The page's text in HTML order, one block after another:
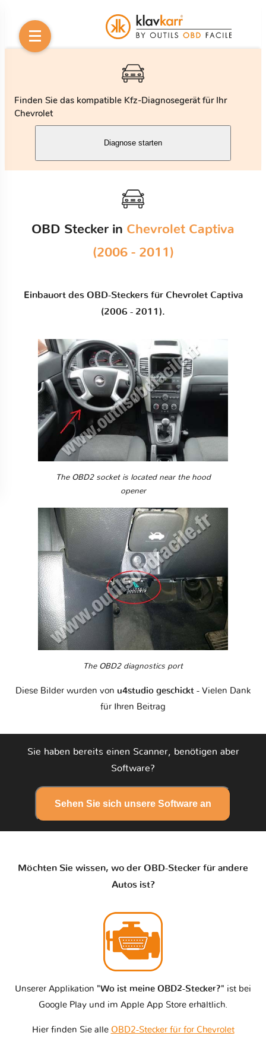
Finden Sie das kompatible Kfz-Diagnosegerät für Ihr
Chevrolet
Diagnose starten
OBD Stecker in Chevrolet Captiva
(2006 - 2011)
Einbauort des OBD-Steckers für Chevrolet Captiva
(2006 - 2011).
The OBD2 socket is located near the hood
opener
The OBD2 diagnostics port
Diese Bilder wurden von u4studio geschickt - Vielen Dank
für Ihren Beitrag
Sie haben bereits einen Scanner, benötigen aber
Software?
Sehen Sie sich unsere Software an
Möchten Sie wissen, wo der OBD-Stecker für andere
Autos ist?
Unserer Applikation "Wo ist meine OBD2-Stecker?" ist bei
Google Play und im Apple App Store erhältlich.
Hier finden Sie alle OBD2-Stecker für for Chevrolet